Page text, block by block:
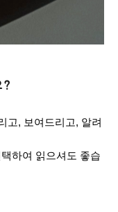
?
고, 보여드리고, 알려
하여 읽으셔도 좋습